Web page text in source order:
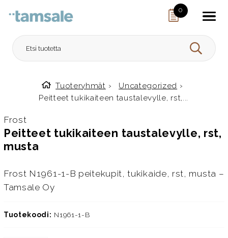
0
HAE
Etusivulle
Tuoteryhmät › Uncategorized ›
Peitteet tukikaiteen taustalevylle, rst,...
Frost
Peitteet tukikaiteen taustalevylle, rst,
musta
Frost N1961-1-B peitekupit, tukikaide, rst, musta –
Tamsale Oy
Tuotekoodi: N1961-1-B